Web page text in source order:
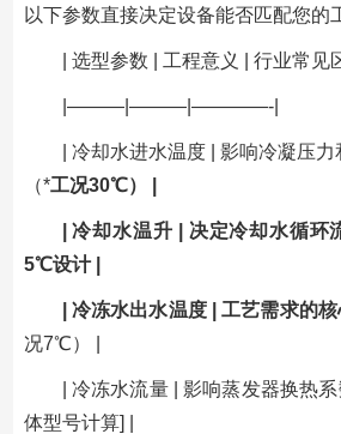
以下参数直接决定设备能否匹配您的
| 选型参数 | 工程意义 | 行业常见
|———|———|————-|
| 冷却水进水温度 | 影响冷凝压
（*工况30℃） |
| 冷却水温升 | 决定冷却水循
5℃设计 |
| 冷冻水出水温度 | 工艺需求的
况7℃） |
| 冷冻水流量 | 影响蒸发器换热
体型号计算] |